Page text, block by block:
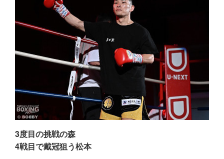
3度目の挑戦の森
4戦目で戴冠狙う松本